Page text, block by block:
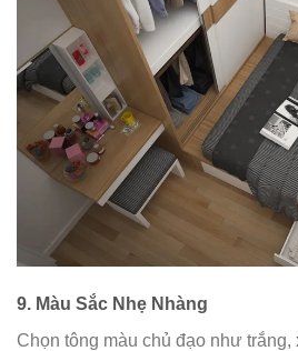
9. Màu Sắc Nhẹ Nhàng
Chọn tông màu chủ đạo như trắng,